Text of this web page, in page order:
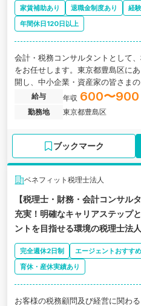
家賃補助あり 退職金制度あり 経
年間休日120日以上
会計・税務コンサルタントとして
をお任せします。東京都豊島区に
開し、中小企業・資産家の皆さま
ングファームグループの求人です。
給与 年収 600〜900
勤務地
東京都豊島区
ブックマーク
ベネフィット税理士法人
【税理士・財務・会計コンサル
充実！明確なキャリアステップ
ントを目指せる環境の税理士法人
完全週休2日制 エージェントおすす
育休・産休実績あり
お客様の税務顧問及び経営に関わ